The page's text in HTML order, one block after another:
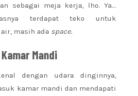
sebagai meja kerja, lho. Ya…
terdapat teko untuk
masih ada space.
Kamar Mandi
dengan udara dinginnya,
kamar mandi dan mendapati